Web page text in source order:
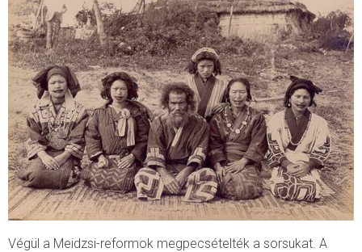
Végül a Meidzsi-reformok megpecsételték a sorsukat. A